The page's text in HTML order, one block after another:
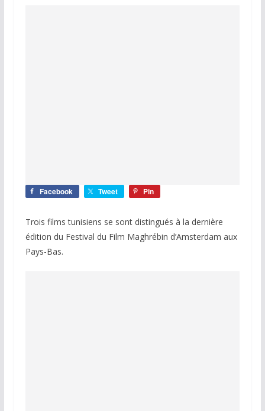
Facebook Tweet Pin
Trois films tunisiens se sont distingués à la dernière
édition du Festival du Film Maghrébin d’Amsterdam aux
Pays-Bas.